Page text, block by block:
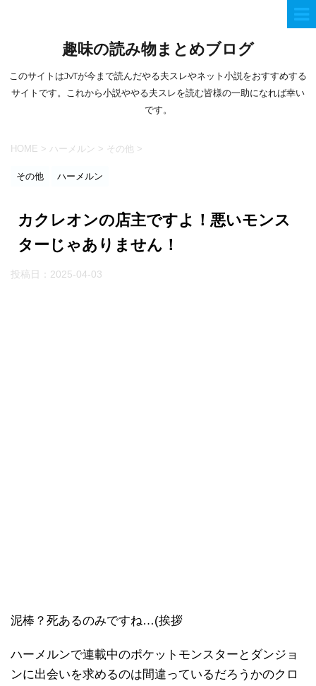
趣味の読み物まとめブログ
このサイトはJvTが今まで読んだやる夫スレやネット小説をおすすめする
サイトです。これから小説ややる夫スレを読む皆様の一助になれば幸い
です。
HOME > ハーメルン > その他 >
その他 ハーメルン
カクレオンの店主ですよ！悪いモンス
ターじゃありません！
投稿日： 2025-04-03
泥棒？死あるのみですね…(挨拶
ハーメルンで連載中のポケットモンスターとダンジョ
ンに出会いを求めるのは間違っているだろうかのクロ